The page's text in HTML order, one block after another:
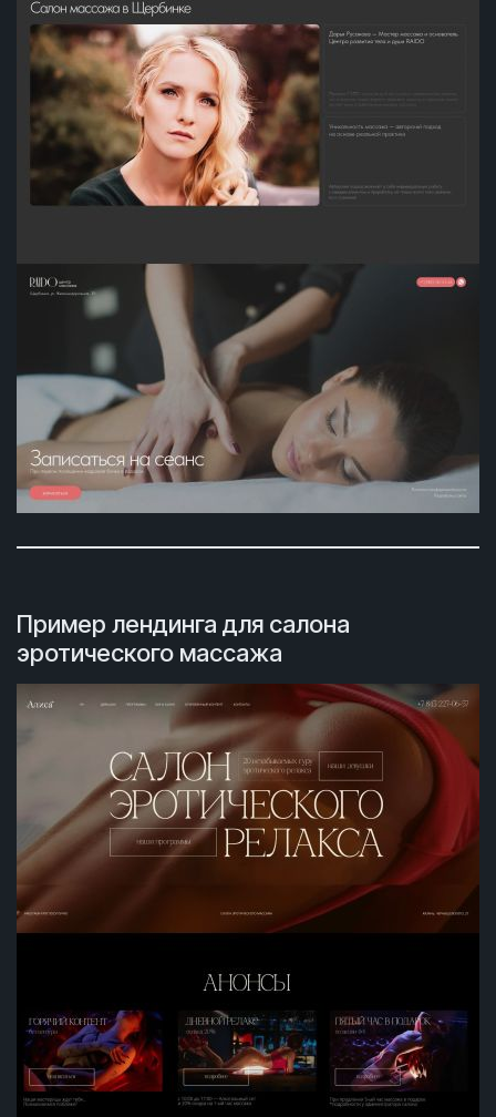
Пример лендинга для салона
эротического массажа